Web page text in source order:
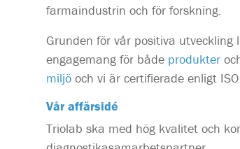
farmaindustrin och för forskning.
Grunden för vår positiva utveckling
engagemang för både produkter
miljö och vi är certifierade enligt
Vår affärsidé
Triolab ska med hög kvalitet och